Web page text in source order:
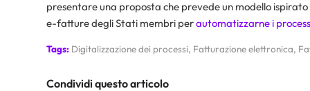
presentare una proposta che prevede un modello
e-fatture degli Stati membri perautomatizzarne i
Tags: Digitalizzazione dei processi, Fatturazione elettronica,
Condividi questo articolo